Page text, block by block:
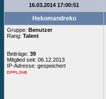
16.03.2014 17:00:51
Hekomandreko
Gruppe: Benutzer
Rang: Talent
Beiträge: 39
Mitglied seit: 06.12.2013
IP-Adresse: gespeichert